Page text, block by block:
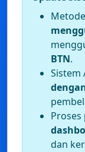
BTN.
Sistem
Proses
dan